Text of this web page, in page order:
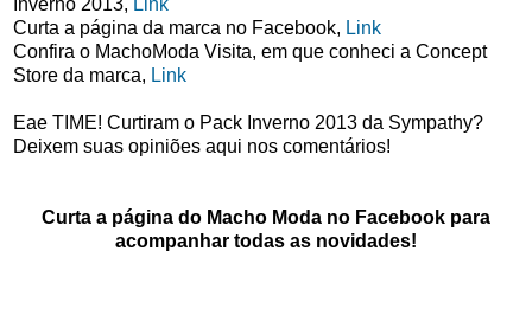
Inverno 2013, Link
Curta a página da marca no Facebook, Link
Confira o MachoModa Visita, em que conheci a Concept
Store da marca, Link
Eae TIME! Curtiram o Pack Inverno 2013 da Sympathy?
Deixem suas opiniões aqui nos comentários!
Curta a página do Macho Moda no Facebook para
acompanhar todas as novidades!